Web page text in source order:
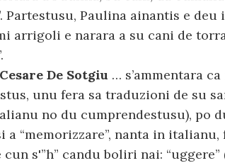
Partestusu, Paulina ainantis e deu
arrigoli e narara a su cani de
Cesare De Sotgiu … s’ammentara
unu fera sa traduzioni de su
no du cumprendestusu), po
“memorizzare”, nanta in italianu,
s'”h” candu boliri nai: “uggere”